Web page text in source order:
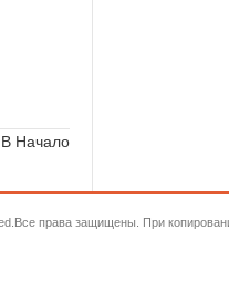
В Начало
права защищены. При